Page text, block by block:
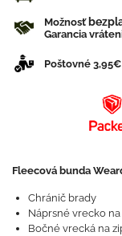
Možnosť
Garancia
Poštovné
Fleecová bunda
Chránič brady
Náprsné vrecko na
Bočné vrecká na